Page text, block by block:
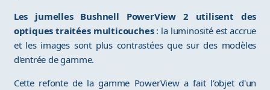
Les jumelles Bushnell PowerView 2 utilisent des
optiques traitées multicouches: la luminosité est accrue
et les images sont plus contrastées que sur des modèles
d'entrée de gamme.
Cette refonte de la gamme PowerView a fait l'objet d'un